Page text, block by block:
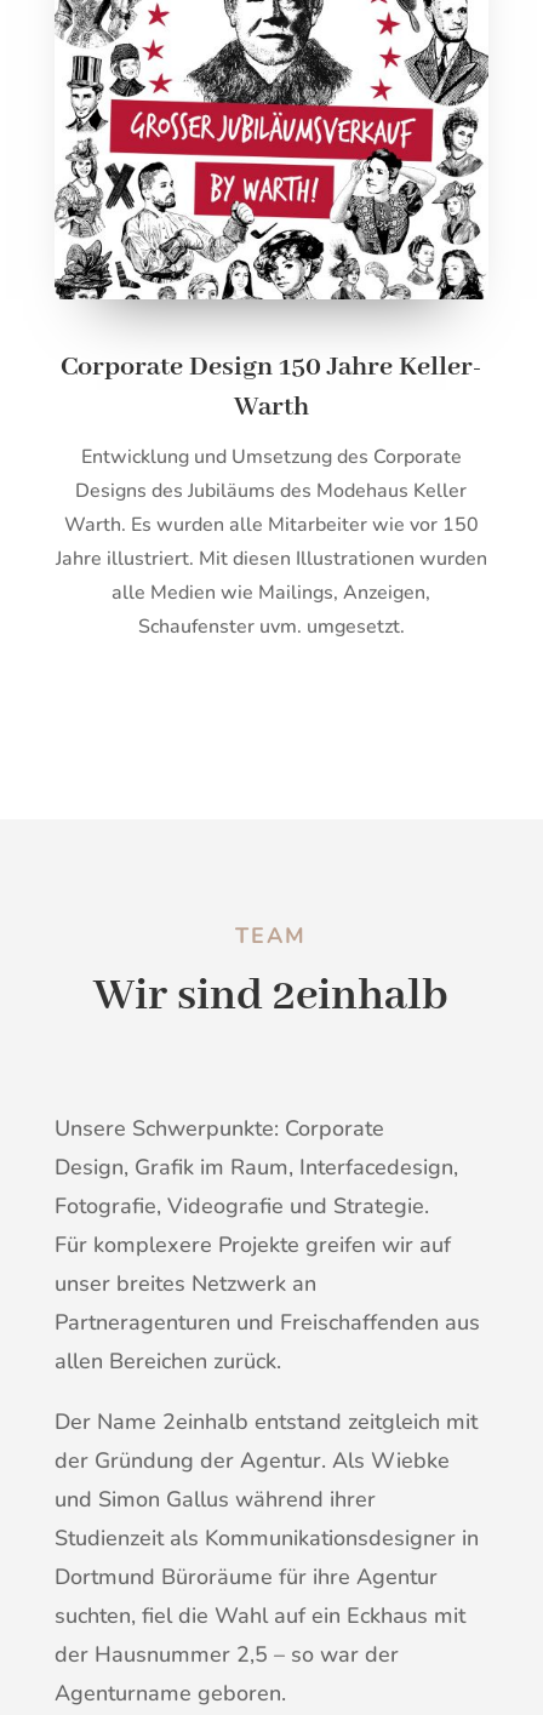
Corporate Design 150 Jahre Keller-
Warth
Entwicklung und Umsetzung des Corporate
Designs des Jubiläums des Modehaus Keller
Warth. Es wurden alle Mitarbeiter wie vor 150
Jahre illustriert. Mit diesen Illustrationen wurden
alle Medien wie Mailings, Anzeigen,
Schaufenster uvm. umgesetzt.
TEAM
Wir sind 2einhalb
Unsere Schwerpunkte: Corporate
Design, Grafik im Raum, Interfacedesign,
Fotografie, Videografie und Strategie.
Für komplexere Projekte greifen wir auf
unser breites Netzwerk an
Partneragenturen und Freischaffenden aus
allen Bereichen zurück.
Der Name 2einhalb entstand zeitgleich mit
der Gründung der Agentur. Als Wiebke
und Simon Gallus während ihrer
Studienzeit als Kommunikationsdesigner in
Dortmund Büroräume für ihre Agentur
suchten, fiel die Wahl auf ein Eckhaus mit
der Hausnummer 2,5 – so war der
Agenturname geboren.